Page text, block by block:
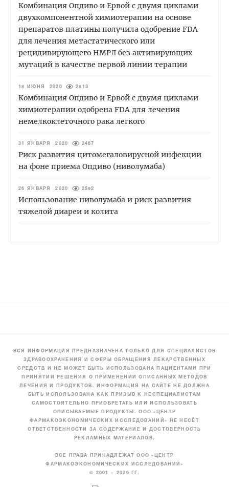
Комбинация Опдиво и Ервой с двумя циклами
двухкомпонентной химиотерапии на основе
препаратов платины получила одобрение FDA
для лечения метастатического или
рецидивирующего НМРЛ без активирующих
мутаций в качестве первой линии терапии
18 ИЮНЯ 2020 2813
Комбинация Опдиво и Ервой с двумя циклами
химиотерапии одобрена FDA для лечения
немелкоклеточного рака легкого
31 ЯНВАРЯ 2020 2467
Риск развития цитомегаловирусной инфекции
на фоне приема Опдиво (ниволумаба)
26 ЯНВАРЯ 2020 2592
Использование ниволумаба и риск развития
тяжелой диареи и колита
ВСЯ ИНФОРМАЦИЯ ПРЕДНАЗНАЧЕНА ТОЛЬКО ДЛЯ СПЕЦИАЛИСТОВ
ЗДРАВООХРАНЕНИЯ И СФЕРЫ ОБРАЩЕНИЯ ЛЕКАРСТВЕННЫХ
СРЕДСТВ И НЕ МОЖЕТ БЫТЬ ИСПОЛЬЗОВАНА ПАЦИЕНТАМИ ПРИ
ПРИНЯТИИ РЕШЕНИЯ О ПРИМЕНЕНИИ ОПИСАННЫХ МЕТОДОВ
ЛЕЧЕНИЯ И ПРОДУКТОВ. ИНФОРМАЦИЯ НА САЙТЕ НЕ ДОЛЖНА
БЫТЬ ИСПОЛЬЗОВАНА КАК ПРИЗЫВ К НЕСПЕЦИАЛИСТАМ
САМОСТОЯТЕЛЬНО ПРИОБРЕТАТЬ ИЛИ ИСПОЛЬЗОВАТЬ
ОПИСЫВАЕМЫЕ ПРОДУКТЫ. ООО «ЦЕНТР
ФАРМАКОЭКОНОМИЧЕСКИХ ИССЛЕДОВАНИЙ» НЕ НЕСЁТ
ОТВЕТСТВЕННОСТИ ЗА СОДЕРЖАНИЕ И ДОСТОВЕРНОСТЬ
РЕКЛАМНЫХ МАТЕРИАЛОВ.
ВСЕ ПРАВА ПРИНАДЛЕЖАТ ООО «ЦЕНТР
ФАРМАКОЭКОНОМИЧЕСКИХ ИССЛЕДОВАНИЙ»
© 2001 – 2026 ГГ.